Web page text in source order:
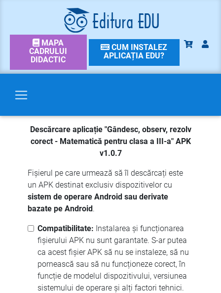
MAPA
CADRULUI
DIDACTIC
CUM INSTALEZ
APLICAȚIA EDU?
Descărcare aplicație "Gândesc, observ, rezolv
corect - Matematică pentru clasa a III-a" APK
v1.0.7
Fișierul pe care urmează să îl descărcați este
un APK destinat exclusiv dispozitivelor cu
sistem de operare Android sau derivate
bazate pe Android.
Compatibilitate: Instalarea și funcționarea
fișierului APK nu sunt garantate. S-ar putea
ca acest fișier APK să nu se instaleze, să nu
pornească sau să nu funcționeze corect, în
funcție de modelul dispozitivului, versiunea
sistemului de operare și alți factori tehnici.